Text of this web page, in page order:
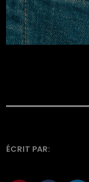
ÉCRIT PAR: